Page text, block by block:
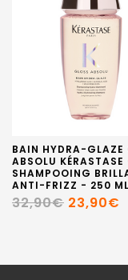
BAIN HYDRA-GLAZE
ABSOLU KÉRASTASE
SHAMPOOING
ANTI-FRIZZ - 250 ML
32,90€ 23,90€